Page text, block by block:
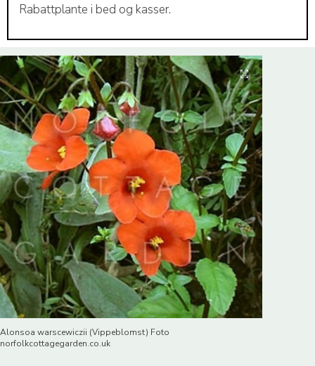
Rabattplante i bed og kasser.
Alonsoa warscewiczii (Vippeblomst) Foto
norfolkcottagegarden.co.uk